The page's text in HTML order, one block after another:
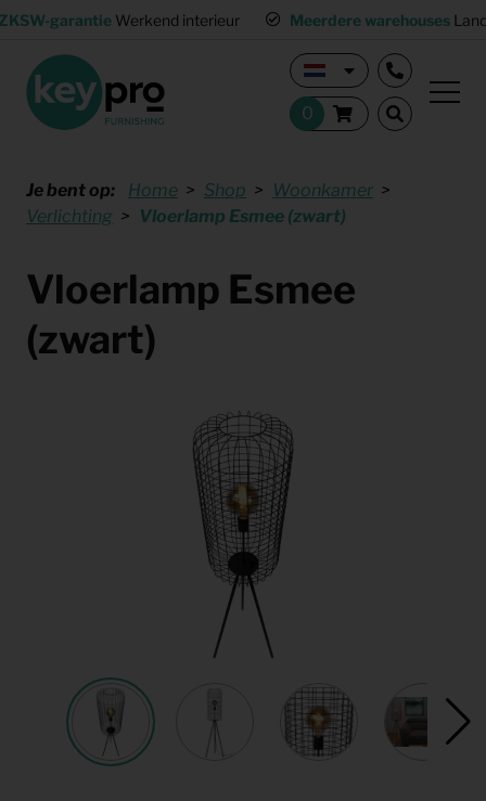
garantie Werkend interieur Meerdere warehouses
Je bent op: Home Shop
Woonkamer
Verlichting
Vloerlamp Esmee (zwart)
Vloerlamp Esmee
(zwart)